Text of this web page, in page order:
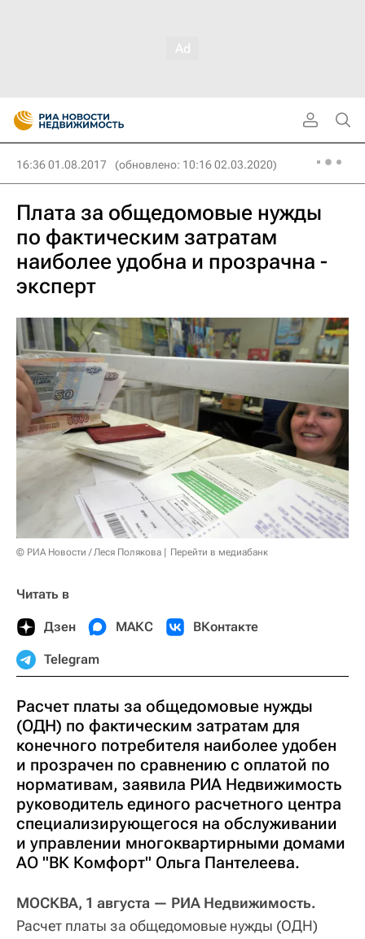
16:36 01.08.2017 (обновлено: 10:16 02.03.2020)
Плата за общедомовые нужды
по фактическим затратам
наиболее удобна и прозрачна -
эксперт
© РИА Новости / Леся Полякова Перейти в медиабанк
Читать в
Дзен МАКС ВКонтакте
Telegram
Расчет платы за общедомовые нужды
(ОДН) по фактическим затратам для
конечного потребителя наиболее удобен
и прозрачен по сравнению с оплатой по
нормативам, заявила РИА Недвижимость
руководитель единого расчетного центра
специализирующегося на обслуживании
и управлении многоквартирными домами
АО "ВК Комфорт" Ольга Пантелеева.
МОСКВА, 1 августа — РИА Недвижимость.
Расчет платы за общедомовые нужды (ОДН)